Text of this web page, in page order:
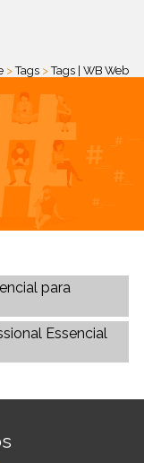
>Tags>Tags | WB Web
para
Essencial